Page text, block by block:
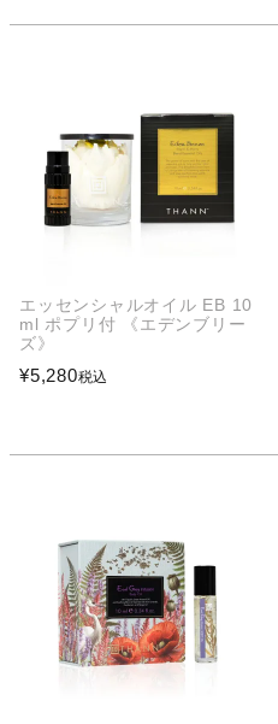
エッセンシャルオイル EB 10
ml ポプリ付 《エデンブリー
ズ》
¥5,280税込